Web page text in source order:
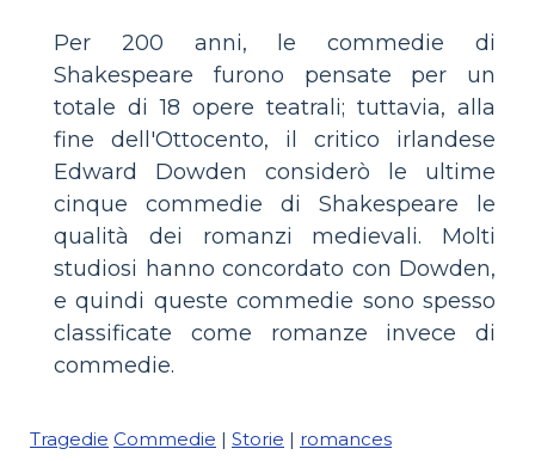
Per 200 anni, le commedie di
Shakespeare furono pensate per un
totale di 18 opere teatrali; tuttavia, alla
fine dell'Ottocento, il critico irlandese
Edward Dowden considerò le ultime
cinque commedie di Shakespeare le
qualità dei romanzi medievali. Molti
studiosi hanno concordato con Dowden,
e quindi queste commedie sono spesso
classificate come romanze invece di
commedie.
Tragedie Commedie | Storie | romances